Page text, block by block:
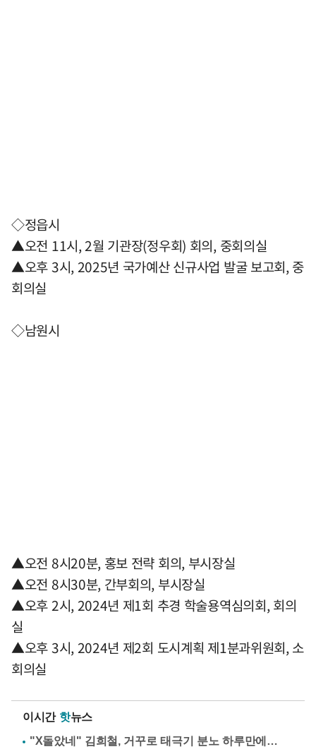
◇정읍시
▲오전 11시, 2월 기관장(정우회) 회의, 중회의실
▲오후 3시, 2025년 국가예산 신규사업 발굴 보고회, 중
회의실
◇남원시
▲오전 8시20분, 홍보 전략 회의, 부시장실
▲오전 8시30분, 간부회의, 부시장실
▲오후 2시, 2024년 제1회 추경 학술용역심의회, 회의
실
▲오후 3시, 2024년 제2회 도시계획 제1분과위원회, 소
회의실
이시간 핫뉴스
"X돌았네" 김희철, 거꾸로 태극기 분노 하루만에…